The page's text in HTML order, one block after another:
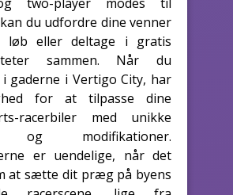
du udfordre dine venner
løb eller deltage i gratis
sammen. Når du
gaderne i Vertigo City, har
for at tilpasse dine
racerbiler med unikke
og modifikationer.
er uendelige, når det
at sætte dit præg på byens